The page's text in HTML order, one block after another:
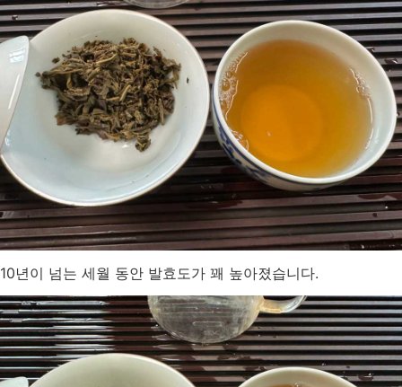
10년이 넘는 세월 동안 발효도가 꽤 높아졌습니다.